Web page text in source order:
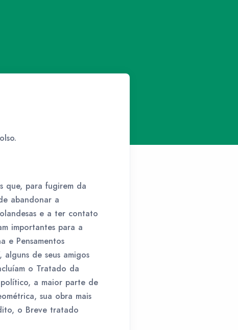
que, para fugirem da
abandonar a
e a ter contato
importantes para a
e Pensamentos
de seus amigos
o Tratado da
a maior parte de
sua obra mais
o Breve tratado